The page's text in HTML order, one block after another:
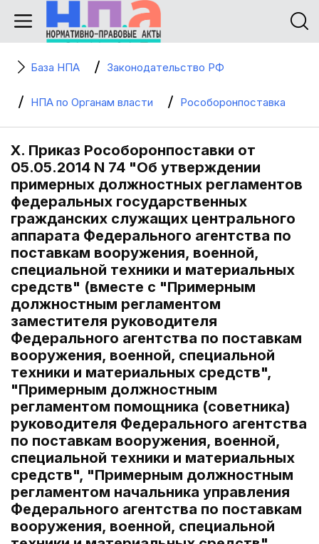
База НПА Законодательство РФ
НПА по Органам власти Рособоронпоставка
X. Приказ Рособоронпоставки от
05.05.2014 N 74 "Об утверждении
примерных должностных регламентов
федеральных государственных
гражданских служащих центрального
аппарата Федерального агентства по
поставкам вооружения, военной,
специальной техники и материальных
средств" (вместе с "Примерным
должностным регламентом
заместителя руководителя
Федерального агентства по поставкам
вооружения, военной, специальной
техники и материальных средств",
"Примерным должностным
регламентом помощника (советника)
руководителя Федерального агентства
по поставкам вооружения, военной,
специальной техники и материальных
средств", "Примерным должностным
регламентом начальника управления
Федерального агентства по поставкам
вооружения, военной, специальной